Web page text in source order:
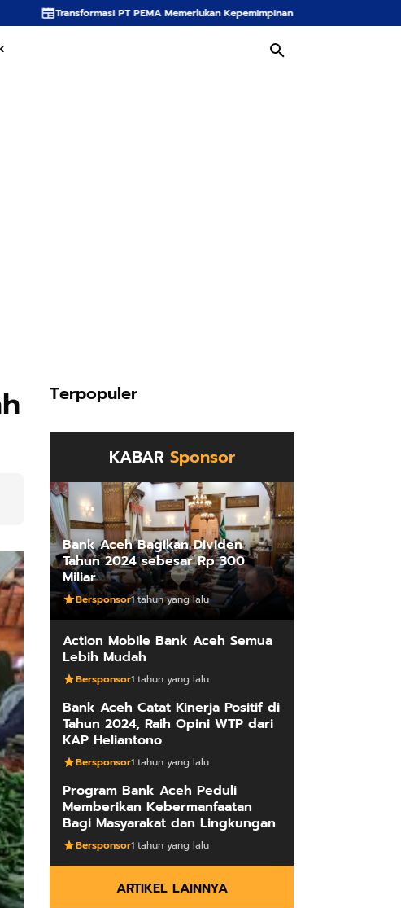
PT PEMA Memerlukan Kepemimpinan Strategis, Dr. Said Mulyadi Dinilai
Terpopuler
KABAR Sponsor
Bank Aceh Bagikan Dividen
Tahun 2024 sebesar Rp 300
Miliar
Bersponsor1 tahun yang lalu
Action Mobile Bank Aceh Semua
Lebih Mudah
Bersponsor1 tahun yang lalu
Bank Aceh Catat Kinerja Positif di
Tahun 2024, Raih Opini WTP dari
KAP Heliantono
Bersponsor1 tahun yang lalu
Program Bank Aceh Peduli
Memberikan Kebermanfaatan
Bagi Masyarakat dan Lingkungan
Bersponsor1 tahun yang lalu
ARTIKEL LAINNYA